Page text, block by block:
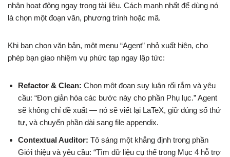
nhân hoạt động ngay trong tài liệu. Cách mạnh nhất để dùng nó
là chọn một đoạn văn, phương trình hoặc mã.
Khi bạn chọn văn bản, một menu “Agent” nhỏ xuất hiện, cho
phép bạn giao nhiệm vụ phức tạp ngay lập tức:
Refactor & Clean: Chọn một đoạn suy luận rối rắm và yêu
cầu: “Đơn giản hóa các bước này cho phần Phụ lục.” Agent
sẽ không chỉ đề xuất — nó sẽ viết lại LaTeX, giữ đúng số thứ
tự, và chuyển phần dài sang file appendix.
Contextual Auditor: Tô sáng một khẳng định trong phần
Giới thiệu và yêu cầu: “Tìm dữ liệu cụ thể trong Mục 4 hỗ trợ